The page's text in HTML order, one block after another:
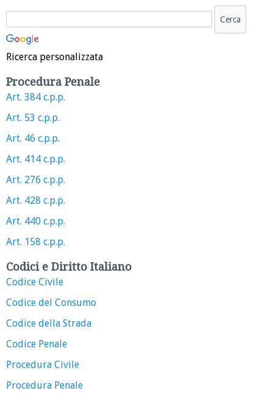
Ricerca personalizzata
Procedura Penale
Art. 384 c.p.p.
Art. 53 c.p.p.
Art. 46 c.p.p.
Art. 414 c.p.p.
Art. 276 c.p.p.
Art. 428 c.p.p.
Art. 440 c.p.p.
Art. 158 c.p.p.
Codici e Diritto Italiano
Codice Civile
Codice del Consumo
Codice della Strada
Codice Penale
Procedura Civile
Procedura Penale